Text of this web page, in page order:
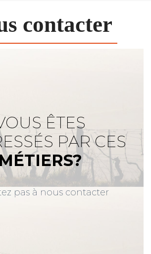
contacter
ÊTES
PAR CES
pas à nous contacter